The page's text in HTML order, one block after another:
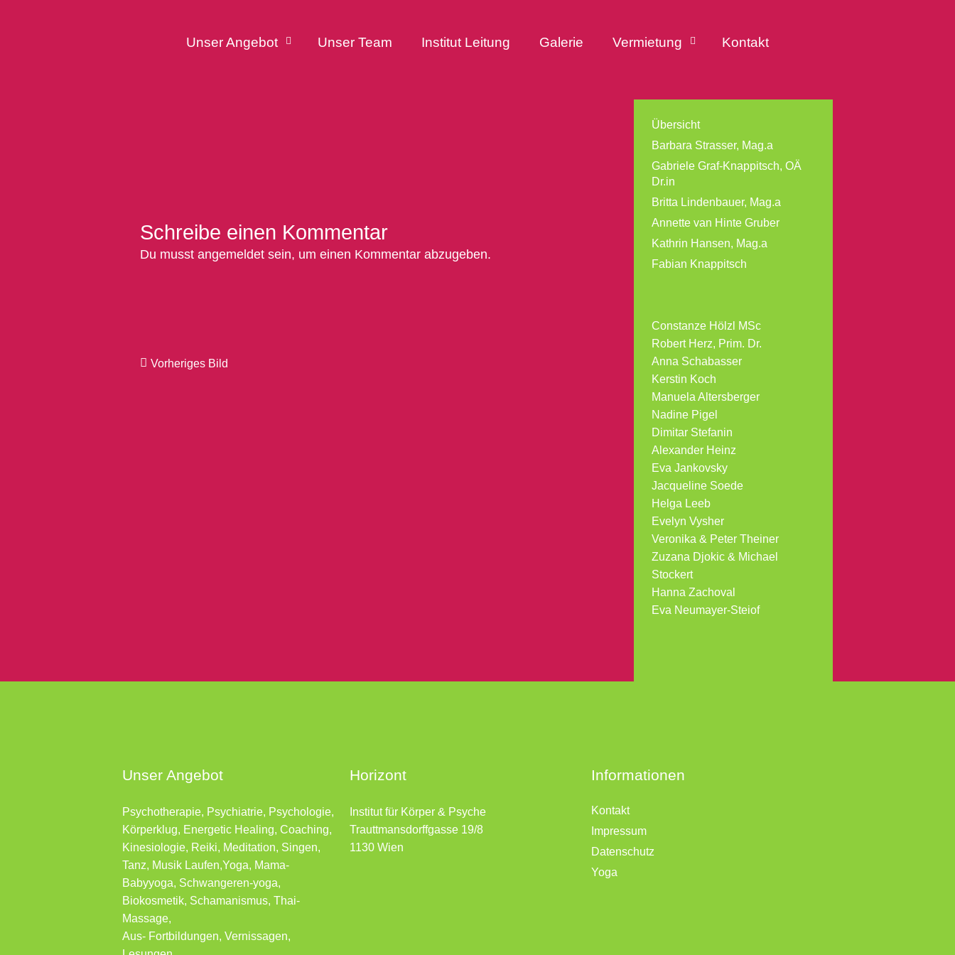
Unser Angebot Unser Team Institut Leitung Galerie Vermietung Kontakt
Schreibe einen Kommentar
Du musst angemeldet sein, um einen Kommentar abzugeben.
Vorheriges Bild
Übersicht
Barbara Strasser, Mag.a
Gabriele Graf-Knappitsch, OÄ
Dr.in
Britta Lindenbauer, Mag.a
Annette van Hinte Gruber
Kathrin Hansen, Mag.a
Fabian Knappitsch
Constanze Hölzl MSc
Robert Herz, Prim. Dr.
Anna Schabasser
Kerstin Koch
Manuela Altersberger
Nadine Pigel
Dimitar Stefanin
Alexander Heinz
Eva Jankovsky
Jacqueline Soede
Helga Leeb
Evelyn Vysher
Veronika & Peter Theiner
Zuzana Djokic & Michael
Stockert
Hanna Zachoval
Eva Neumayer-Steiof
Unser Angebot
Psychotherapie, Psychiatrie, Psychologie,
Körperklug, Energetic Healing, Coaching,
Kinesiologie, Reiki, Meditation, Singen,
Tanz, Musik Laufen,Yoga, Mama-
Babyyoga, Schwangeren-yoga,
Biokosmetik, Schamanismus, Thai-
Massage,
Aus- Fortbildungen, Vernissagen,
Horizont
Institut für Körper & Psyche
Trauttmansdorffgasse 19/8
1130 Wien
Informationen
Kontakt
Impressum
Datenschutz
Yoga